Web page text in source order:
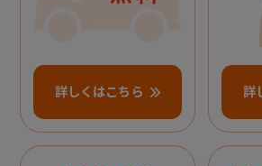
詳しくはこちら 詳